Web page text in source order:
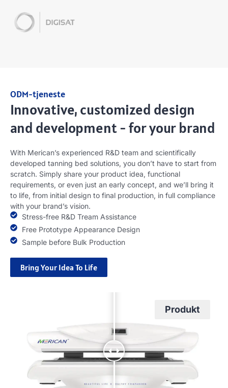
ODM-tjeneste
Innovative,customized design
and development-for your brand
With Merican’s experienced R&D team and scientifically
developed tanning bed solutions, you don’t have to start from
scratch. Simply share your product idea, functional
requirements, or even just an early concept, and we’ll bring it
to life, from initial design to final production, in full compliance
with your brand’s vision.
Stress-free R&D Tream Assistance
Free Prototype Appearance Design
Sample before Bulk Production
Bring Your Idea To Life
Produkt